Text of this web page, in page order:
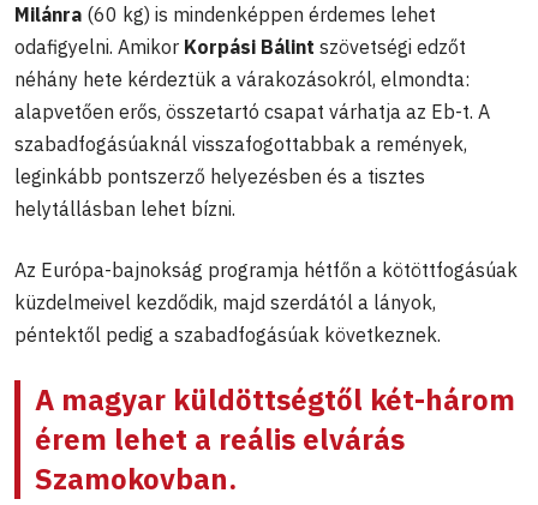
Milánra (60 kg) is mindenképpen érdemes lehet
odafigyelni. Amikor Korpási Bálint szövetségi edzőt
néhány hete kérdeztük a várakozásokról, elmondta:
alapvetően erős, összetartó csapat várhatja az Eb-t. A
szabadfogásúaknál visszafogottabbak a remények,
leginkább pontszerző helyezésben és a tisztes
helytállásban lehet bízni.
Az Európa-bajnokság programja hétfőn a kötöttfogásúak
küzdelmeivel kezdődik, majd szerdától a lányok,
péntektől pedig a szabadfogásúak következnek.
A magyar küldöttségtől két-három
érem lehet a reális elvárás
Szamokovban.